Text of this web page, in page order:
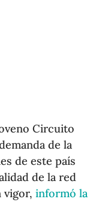
Circuito
de la
de este país
de la red
vigor,informó la